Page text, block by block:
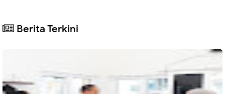
Berita Terkini